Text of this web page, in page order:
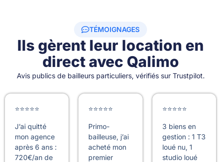
TÉMOIGNAGES
Ils gèrent leur location en
direct avec Qalimo
Avis publics de bailleurs particuliers, vérifiés sur Trustpilot.
⭐⭐⭐⭐⭐
J’ai quitté
mon agence
après 6 ans :
720€/an de
⭐⭐⭐⭐⭐
Primo-
bailleuse, j’ai
acheté mon
premier
⭐⭐⭐⭐⭐
3 biens en
gestion : 1 T3
loué nu, 1
studio loué